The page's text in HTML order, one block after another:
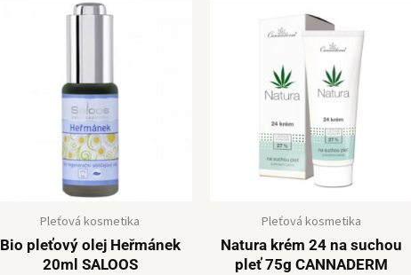
Pleťová kosmetika
Bio pleťový olej Heřmánek
20ml SALOOS
Pleťová kosmetika
Natura krém 24 na suchou
pleť 75g CANNADERM